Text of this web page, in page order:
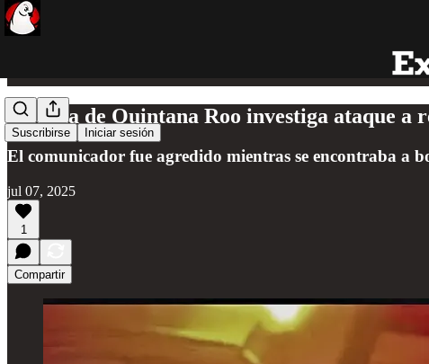
Suscribirse Iniciar sesión
Fiscalía de Quintana Roo investiga ataque a
El comunicador fue agredido mientras se encontraba a
jul 07, 2025
1
Compartir